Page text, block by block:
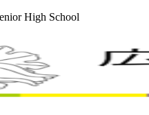
High School